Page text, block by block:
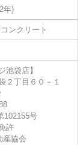
年)
ンクリート
池袋店】
２丁目６０－１
102155号
許
産協会